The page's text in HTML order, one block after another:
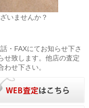
いませんか？
・FAXにてお知らせ下さ
せ致します。他店の査定
せ下さい。